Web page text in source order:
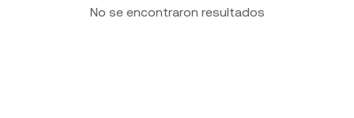
No se encontraron resultados